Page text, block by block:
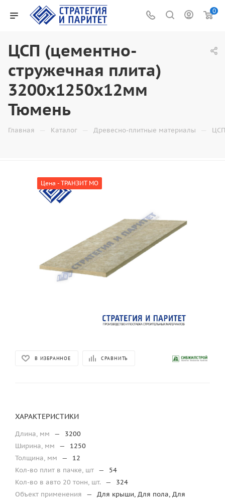
0
ЦСП (цементно-
стружечная плита)
3200х1250х12мм
Тюмень
Главная — Каталог — Древесно-плитные материалы —
Цена - ТРАНЗИТ МО
В ИЗБРАННОЕ СРАВНИТЬ
ХАРАКТЕРИСТИКИ
Длина, мм —
3200
Ширина, мм
—
1250
Толщина, мм
—
12
Кол-во плит в пачке, шт —
54
Кол-во в авто 20 тонн, шт.
—
324
Объект применения
—
Для крыши, Для пола, Для